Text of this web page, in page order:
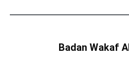
Badan Wakaf